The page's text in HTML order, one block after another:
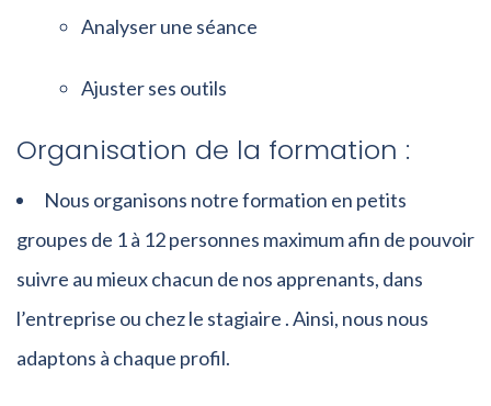
Analyser une séance
Ajuster ses outils
Organisation de la formation :
Nous organisons notre formation en petits
groupes de 1 à 12 personnes maximum afin de pouvoir
suivre au mieux chacun de nos apprenants, dans
l’entreprise ou chez le stagiaire . Ainsi, nous nous
adaptons à chaque profil.